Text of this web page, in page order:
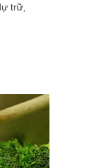
trữ,